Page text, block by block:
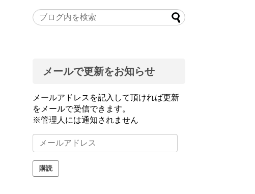
メールで更新をお知らせ
メールアドレスを記入して頂ければ更新
をメールで受信できます。
※管理人には通知されません
メ
ー
ル
ア購読